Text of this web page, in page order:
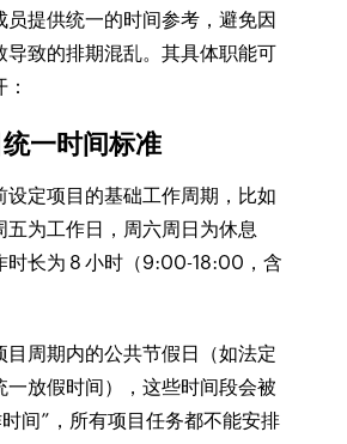
员提供统一的时间参考，避免因
导致的排期混乱。其具体职能可
一时间标准
设定项目的基础工作周期，比如
五为工作日，周六周日为休息
时长为 8 小时（9:00-18:00，含
目周期内的公共节假日（如法定
一放假时间），这些时间段会被
间”，所有项目任务都不能安排